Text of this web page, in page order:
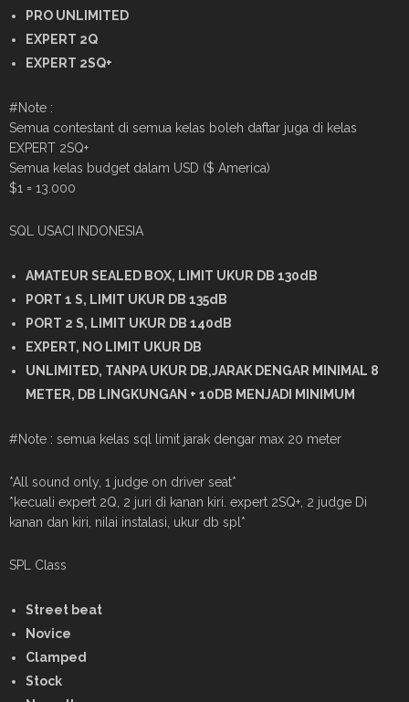
PRO UNLIMITED
EXPERT 2Q
EXPERT 2SQ+
#Note :
Semua contestant di semua kelas boleh daftar juga di kelas
EXPERT 2SQ+
Semua kelas budget dalam USD ($ America)
$1 = 13.000
SQL USACI INDONESIA
AMATEUR SEALED BOX, LIMIT UKUR DB 130dB
PORT 1 S, LIMIT UKUR DB 135dB
PORT 2 S, LIMIT UKUR DB 140dB
EXPERT, NO LIMIT UKUR DB
UNLIMITED, TANPA UKUR DB,JARAK DENGAR MINIMAL 8
METER, DB LINGKUNGAN + 10DB MENJADI MINIMUM
#Note : semua kelas sql limit jarak dengar max 20 meter
*All sound only, 1 judge on driver seat*
*kecuali expert 2Q, 2 juri di kanan kiri. expert 2SQ+, 2 judge Di
kanan dan kiri, nilai instalasi, ukur db spl*
SPL Class
Street beat
Novice
Clamped
Stock